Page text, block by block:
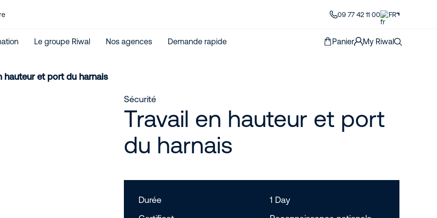
09 77 42 11 00 FR
Le groupe Riwal Nos agences Demande rapide Panier My Riwal
hauteur et port du harnais
Sécurité
Travail en hauteur et port
du harnais
Durée
1 Day